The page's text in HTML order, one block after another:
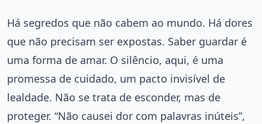
Há segredos que não cabem ao mundo. Há dores
que não precisam ser expostas. Saber guardar é
uma forma de amar. O silêncio, aqui, é uma
promessa de cuidado, um pacto invisível de
lealdade. Não se trata de esconder, mas de
proteger. “Não causei dor com palavras inúteis”,